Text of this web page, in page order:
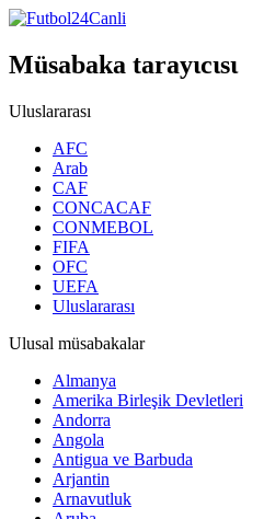
Müsabaka tarayιcιsι
Uluslararası
AFC
Arab
CAF
CONCACAF
CONMEBOL
FIFA
OFC
UEFA
Uluslararası
Ulusal müsabakalar
Almanya
Amerika Birleşik Devletleri
Andorra
Angola
Antigua ve Barbuda
Arjantin
Arnavutluk